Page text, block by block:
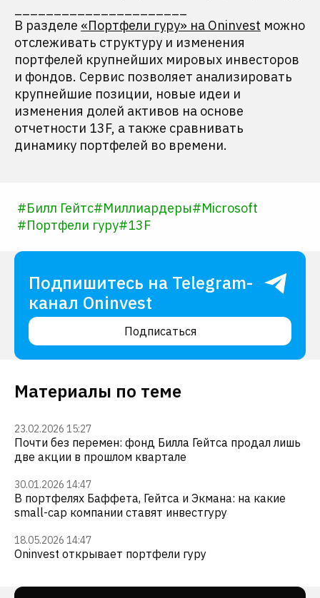
В разделе «Портфели гуру» на Oninvest можно
отслеживать структуру и изменения
портфелей крупнейших мировых инвесторов
и фондов. Сервис позволяет анализировать
крупнейшие позиции, новые идеи и
изменения долей активов на основе
отчетности 13F, а также сравнивать
динамику портфелей во времени.
#Билл Гейтс#Миллиардеры#Microsoft
#Портфели гуру#13F
Подпишитесь на Telegram-
канал Oninvest
Подписаться
Материалы по теме
23.02.2026 15:27
Почти без перемен: фонд Билла Гейтса продал лишь
две акции в прошлом квартале
30.01.2026 14:47
В портфелях Баффета, Гейтса и Экмана: на какие
small-cap компании ставят инвестгуру
18.05.2026 14:47
Oninvest открывает портфели гуру